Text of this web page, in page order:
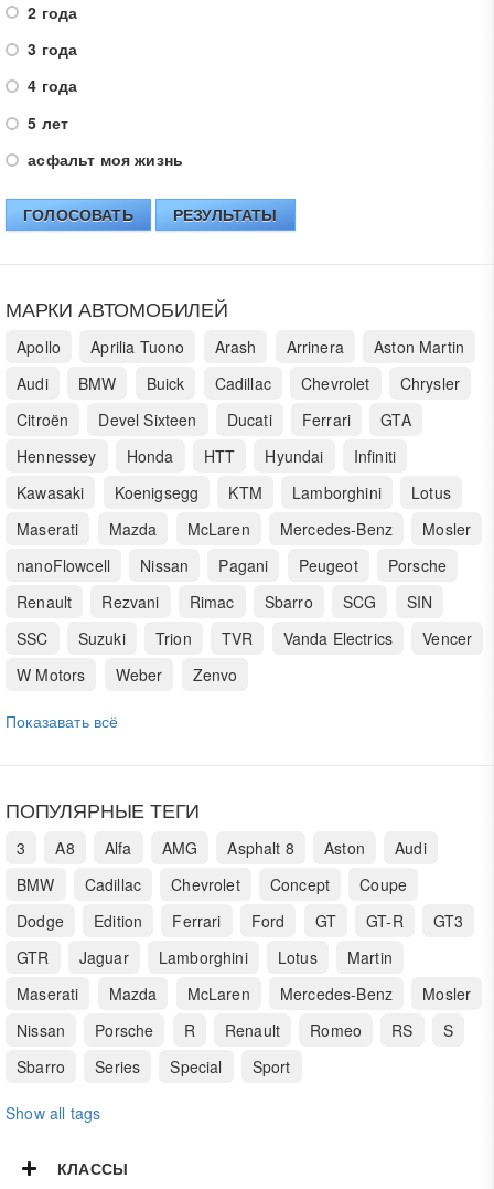
2 года
3 года
4 года
5 лет
асфальт моя жизнь
ГОЛОСОВАТЬ РЕЗУЛЬТАТЫ
МАРКИ АВТОМОБИЛЕЙ
Apollo Aprilia Tuono Arash Arrinera
Aston Martin
Audi
BMW Buick Cadillac Chevrolet
Chrysler
Citroën
Devel Sixteen Ducati Ferrari
GTA
Hennessey
Honda HTT Hyundai
Infiniti
Kawasaki
Koenigsegg KTM Lamborghini
Lotus
Maserati
Mazda McLaren Mercedes-Benz
Mosler
nanoFlowcell
Nissan Pagani Peugeot
Porsche
Renault
Rezvani Rimac Sbarro SCG
SIN
SSC
Suzuki Trion TVR Vanda Electrics
Vencer
W Motors
Weber Zenvo
Показавать всё
ПОПУЛЯРНЫЕ ТЕГИ
3 A8 Alfa AMG Asphalt 8 Aston
Audi
BMW
Cadillac Chevrolet Concept
Coupe
Dodge
Edition Ferrari Ford GT GT-R
GT3
GTR
Jaguar Lamborghini Lotus
Martin
Maserati
Mazda McLaren Mercedes-Benz
Mosler
Nissan
Porsche R Renault Romeo RS
S
Sbarro
Series Special Sport
Show all tags
КЛАССЫ